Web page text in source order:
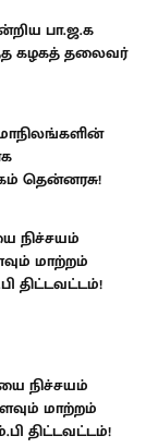
பா.ஜ.க
கழகத் தலைவர்
மாநிலங்களின்
தென்னரசு!
நிச்சயம்
மாற்றம்
திட்டவட்டம்!
நிச்சயம்
மாற்றம்
திட்டவட்டம்!